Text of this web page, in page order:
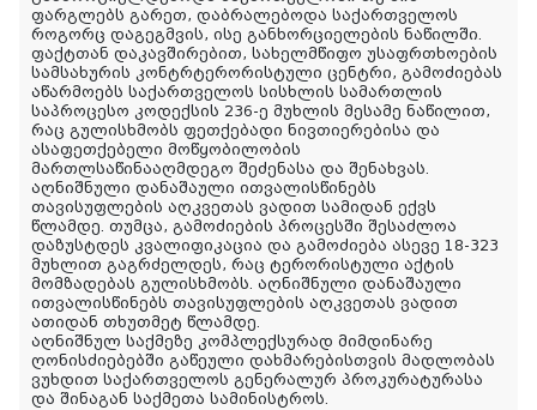
ფარგლებს გარეთ, დაბრალებოდა საქართველოს
როგორც დაგეგმვის, ისე განხორციელების ნაწილში.
ფაქტთან დაკავშირებით, სახელმწიფო უსაფრთხოების
სამსახურის კონტრტერორისტული ცენტრი, გამოძიებას
აწარმოებს საქართველოს სისხლის სამართლის
საპროცესო კოდექსის 236-ე მუხლის მესამე ნაწილით,
რაც გულისხმობს ფეთქებადი ნივთიერებისა და
ასაფეთქებელი მოწყობილობის
მართლსაწინააღმდეგო შეძენასა და შენახვას.
აღნიშნული დანაშაული ითვალისწინებს
თავისუფლების აღკვეთას ვადით სამიდან ექვს
წლამდე. თუმცა, გამოძიების პროცესში შესაძლოა
დაზუსტდეს კვალიფიკაცია და გამოძიება ასევე 18-323
მუხლით გაგრძელდეს, რაც ტერორისტული აქტის
მომზადებას გულისხმობს. აღნიშნული დანაშაული
ითვალისწინებს თავისუფლების აღკვეთას ვადით
ათიდან თხუთმეტ წლამდე.
აღნიშნულ საქმეზე კომპლექსურად მიმდინარე
ღონისძიებებში გაწეული დახმარებისთვის მადლობას
ვუხდით საქართველოს გენერალურ პროკურატურასა
და შინაგან საქმეთა სამინისტროს.